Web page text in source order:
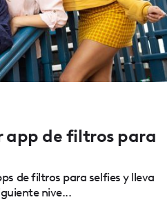
app de filtros para
de filtros para selfies y lleva
nive...